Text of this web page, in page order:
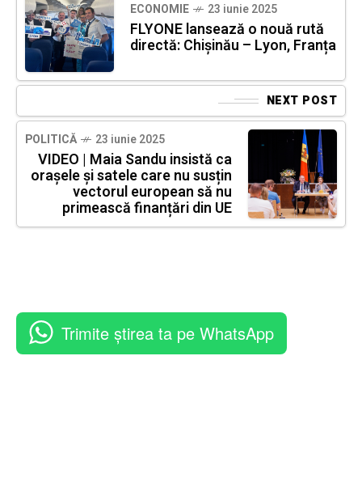
ECONOMIE 23 iunie 2025
FLYONE lansează o nouă rută
directă: Chișinău – Lyon, Franța
NEXT POST
POLITICĂ 23 iunie 2025
VIDEO | Maia Sandu insistă ca
orașele și satele care nu susțin
vectorul european să nu
primească finanțări din UE
Trimite știrea ta pe WhatsApp